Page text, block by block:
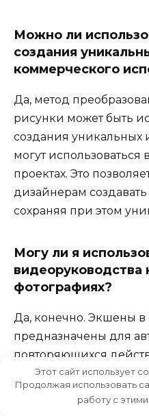
Можно ли
создания
коммерческого
Да, метод
рисунки может быть
создания уникальных
могут
проектах. Это
дизайнерам
сохраняя при этом
Могу ли я
видеоруководства
фотографиях?
Да, конечно. Экшены в
предназначены для
повторяющихся
применить
изображениям, что
процесс обработки и
Этот сайт использует
Продолжая использовать
работу с